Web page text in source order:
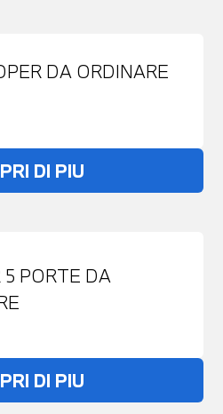
DA ORDINARE
DI PIU
5 PORTE DA
DI PIU